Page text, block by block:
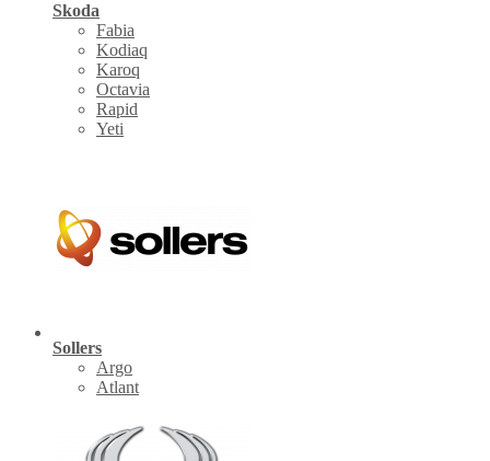
Skoda
Fabia
Kodiaq
Karoq
Octavia
Rapid
Yeti
Sollers
Argo
Atlant